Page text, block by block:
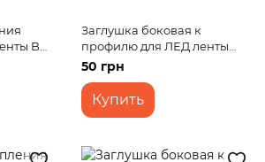
BY-
Заглушка боковая к
профилю для ЛЕД ленты
BY-054
50 грн
Купить